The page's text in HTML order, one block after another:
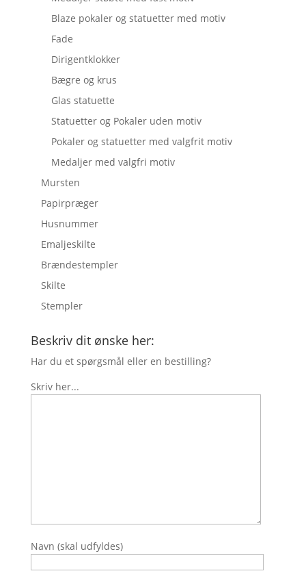
Blaze pokaler og statuetter med motiv
Fade
Dirigentklokker
Bægre og krus
Glas statuette
Statuetter og Pokaler uden motiv
Pokaler og statuetter med valgfrit motiv
Medaljer med valgfri motiv
Mursten
Papirpræger
Husnummer
Emaljeskilte
Brændestempler
Skilte
Stempler
Beskriv dit ønske her:
Har du et spørgsmål eller en bestilling?
Skriv her...
Navn (skal udfyldes)